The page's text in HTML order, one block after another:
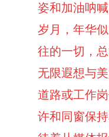
姿和加油呐
岁月，年华
往的一切，
无限遐想与
道路或工作
许和同窗保